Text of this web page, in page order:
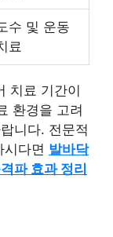
수 및 운동
료
치료 기간이
환경을 고려
니다. 전문적
시다면 발바닥
파 효과 정리